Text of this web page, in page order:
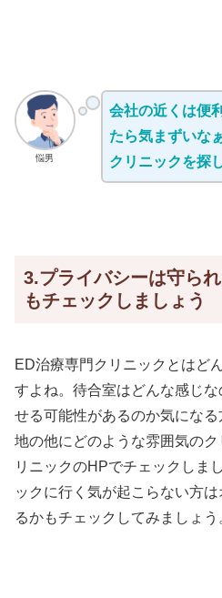
悩男
会社の近くは便
たら気まずいな
クリニックを探
3.プライバシーは守ら
もチェックしましょう
ED治療専門クリニックとはど
すよね。待合室はどんな感じ
せる可能性があるのか気にな
地の他にどのような雰囲気の
リニックのHPでチェックしま
ックに行く気が起こらない方
るかもチェックしてみましょう